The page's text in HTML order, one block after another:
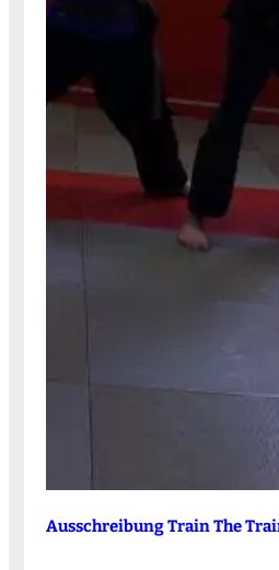
Ausschreibung Train The